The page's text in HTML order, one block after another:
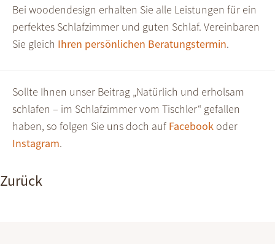
Bei woodendesign erhalten Sie alle Leistungen für ein
perfektes Schlafzimmer und guten Schlaf. Vereinbaren
Sie gleich Ihren persönlichen Beratungstermin.
Sollte Ihnen unser Beitrag „Natürlich und erholsam
schlafen – im Schlafzimmer vom Tischler“ gefallen
haben, so folgen Sie uns doch auf Facebook oder
Instagram.
Zurück